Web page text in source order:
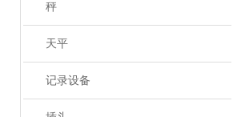
秤
天平
记录设备